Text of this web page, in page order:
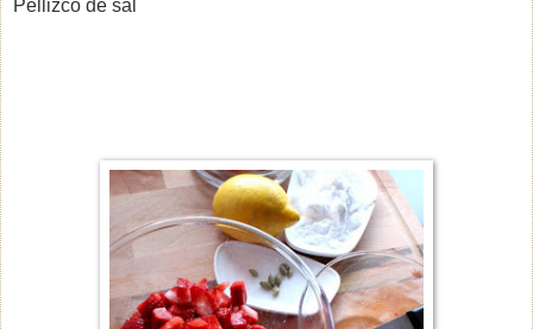
Pellizco de sal